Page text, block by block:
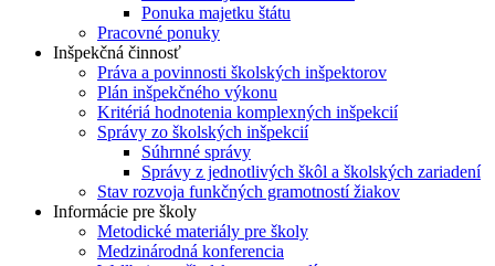
Ponuka majetku štátu
Pracovné ponuky
Inšpekčná činnosť
Práva a povinnosti školských inšpektorov
Plán inšpekčného výkonu
Kritériá hodnotenia komplexných inšpekcií
Správy zo školských inšpekcií
Súhrnné správy
Správy z jednotlivých škôl a školských zariadení
Stav rozvoja funkčných gramotností žiakov
Informácie pre školy
Metodické materiály pre školy
Medzinárodná konferencia